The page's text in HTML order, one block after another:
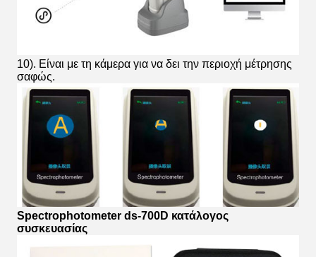
10). Είναι με τη κάμερα για να δει την περιοχή μέτρησης
σαφώς.
Spectrophotometer ds-700D κατάλογος
συσκευασίας